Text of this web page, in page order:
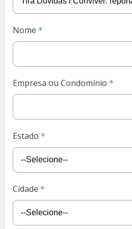
Nome
Empresa ou Condomínio
Estado
Cidade